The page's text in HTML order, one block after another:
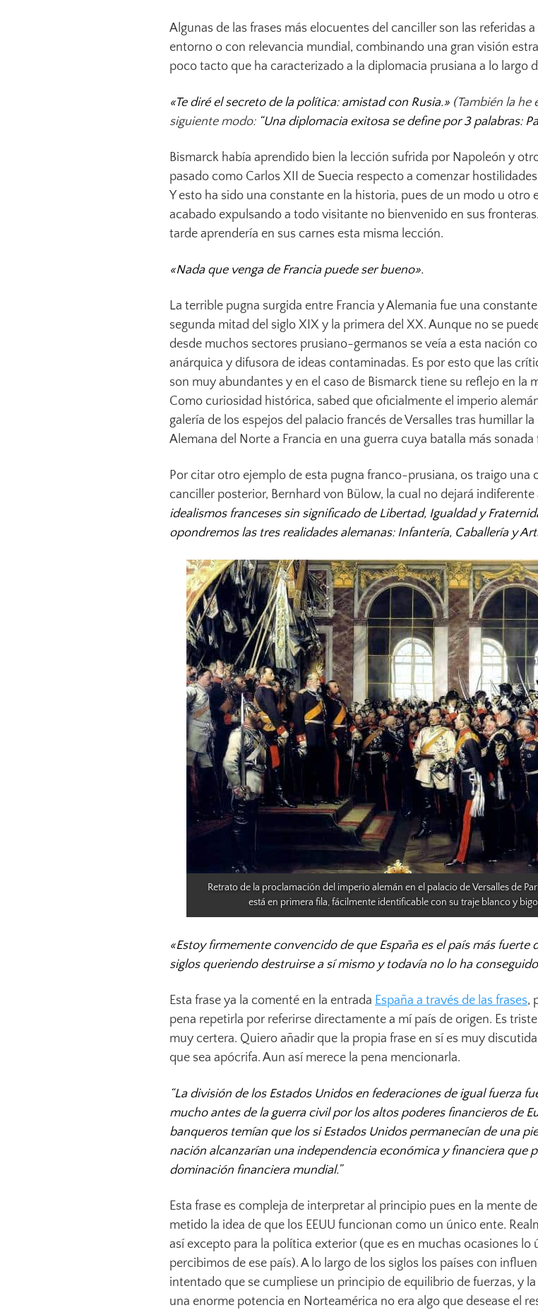
Algunas de las frases más elocuentes del canciller son las referidas a
entorno o con relevancia mundial, combinando una gran visión
poco tacto que ha caracterizado a la diplomacia prusiana a lo largo
«Te diré el secreto de la política: amistad con Rusia.» (También la he
siguiente modo: “Una diplomacia exitosa se define por 3 palabras:
Bismarck había aprendido bien la lección sufrida por Napoleón y
pasado como Carlos XII de Suecia respecto a comenzar
Y esto ha sido una constante en la historia, pues de un modo u otro
acabado expulsando a todo visitante no bienvenido en sus
tarde aprendería en sus carnes esta misma lección.
«Nada que venga de Franciapuede ser bueno».
La terrible pugna surgida entre Francia y Alemania fue una
segunda mitad del siglo XIX y la primera del XX. Aunque no se
desde muchos sectores prusiano-germanos se veía a esta nación
anárquica y difusora de ideas contaminadas. Es por esto que las
son muy abundantes y en el caso de Bismarck tiene su reflejo en la
Como curiosidad histórica, sabed que oficialmente el imperio
galería de los espejos del palacio francés de Versalles tras humillar
Alemana del Norte a Francia en una guerra cuya batalla más sonada
Por citar otro ejemplo de esta pugna franco-prusiana, os traigo una
canciller posterior, Bernhard von Bülow, la cual no dejará indiferente
idealismos franceses sin significado de Libertad, Igualdad y
opondremos las tres realidades alemanas: Infantería, Caballería y
Retrato de la proclamación del imperio alemán en el palacio de Versalles de
está en primera fila, fácilmente identificable con su traje blanco y
«Estoy firmemente convencido de que España es el país más fuerte
siglos queriendo destruirse a sí mismo y todavía no lo ha
Esta frase ya la comenté en la entrada España a través de las frases,
pena repetirla por referirse directamente a mí país de origen. Es
muy certera. Quiero añadir que la propia frase en sí es muy
que sea apócrifa. Aun así merece la pena mencionarla.
“La división de los Estados Unidos en federaciones de igual fuerza
mucho antes de la guerra civil por los altos poderes financieros de
banqueros temían que los si Estados Unidos permanecían de una
nación alcanzarían una independencia económica y financiera que
dominación financiera mundial.”
Esta frase es compleja de interpretar al principio pues en la mente
metido la idea de que los EEUU funcionan como un único ente.
así excepto para la política exterior (que es en muchas ocasiones lo
percibimos de ese país). A lo largo de los siglos los países con
intentado que se cumpliese un principio de equilibrio de fuerzas, y
una enorme potencia en Norteamérica no era algo que desease el